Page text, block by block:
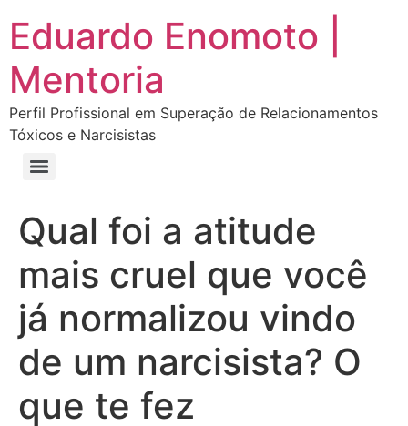
Eduardo Enomoto |
Mentoria
Perfil Profissional em Superação de Relacionamentos
Tóxicos e Narcisistas
Qual foi a atitude
mais cruel que você
já normalizou vindo
de um narcisista? O
que te fez